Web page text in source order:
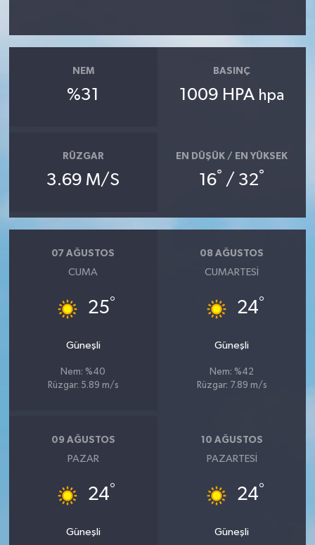
NEM
%31
BASINÇ
1009 HPA hpa
RÜZGAR
3.69 M/S
EN DÜŞÜK / EN YÜKSEK
16° / 32°
07 AĞUSTOS
CUMA
25°
Güneşli
Nem: %40
Rüzgar: 5.89 m/s
08 AĞUSTOS
CUMARTESI
24°
Güneşli
Nem: %42
Rüzgar: 7.89 m/s
09 AĞUSTOS
PAZAR
24°
Güneşli
10 AĞUSTOS
PAZARTESI
24°
Güneşli